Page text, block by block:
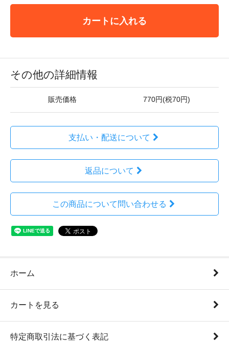
カートに入れる
その他の詳細情報
販売価格 770円(税70円)
支払い・配送について
返品について
この商品について問い合わせる
ホーム
カートを見る
特定商取引法に基づく表記